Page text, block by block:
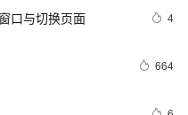
口与切换页面 4
664